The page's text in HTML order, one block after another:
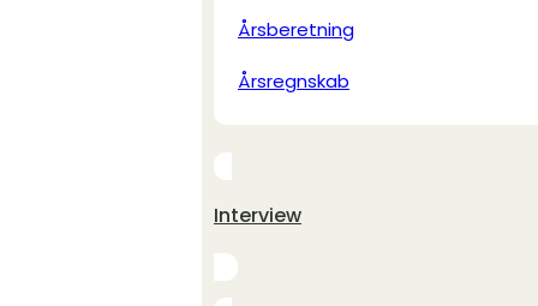
Årsberetning
Årsregnskab
Interview